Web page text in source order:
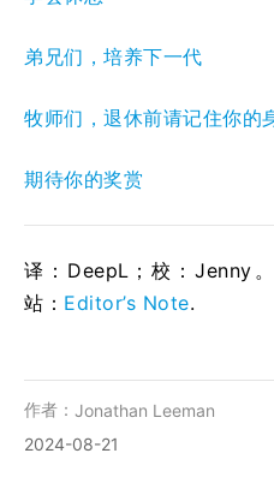
弟兄们，培养下一代
牧师们，退休前请记住你的
期待你的奖赏
译：DeepL；校：Jenny
站： Editor’s Note.
作者： Jonathan Leeman
2024-08-21